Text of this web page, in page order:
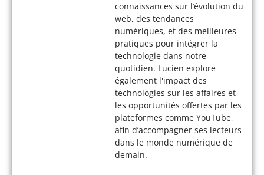
connaissances sur l’évolution du
web, des tendances
numériques, et des meilleures
pratiques pour intégrer la
technologie dans notre
quotidien. Lucien explore
également l'impact des
technologies sur les affaires et
les opportunités offertes par les
plateformes comme YouTube,
afin d’accompagner ses lecteurs
dans le monde numérique de
demain.